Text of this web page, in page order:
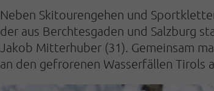
Neben Skitourengehen und
der aus Berchtesgaden und Salzburg
Jakob Mitterhuber (31). Gemeinsam
an den gefrorenen Wasserfällen